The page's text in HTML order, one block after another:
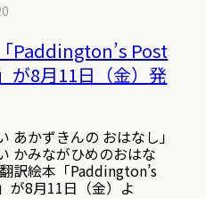
Paddington’s Post
が8月11日（金）発
あかずきんの おはなし」
かみながひめのおはな
訳絵本「Paddington’s
が8月11日（金）よ